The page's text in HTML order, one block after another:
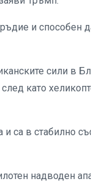
и способен
сили в
като
са в стабилно
надводен